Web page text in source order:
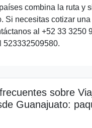
combina la ruta y
Si necesitas cotizar
al +52 33 3250
523332509580.
sobre
Guanajuato: